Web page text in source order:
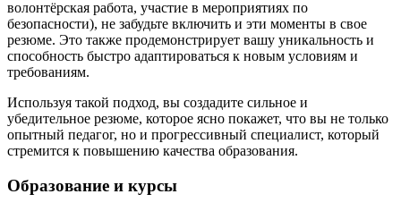
волонтёрская работа, участие в мероприятиях по
безопасности), не забудьте включить и эти моменты в свое
резюме. Это также продемонстрирует вашу уникальность и
способность быстро адаптироваться к новым условиям и
требованиям.
Используя такой подход, вы создадите сильное и
убедительное резюме, которое ясно покажет, что вы не только
опытный педагог, но и прогрессивный специалист, который
стремится к повышению качества образования.
Образование и курсы